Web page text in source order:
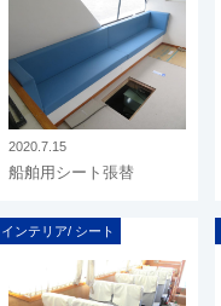
2020.7.15
船舶用シート張替
インテリア/ シート